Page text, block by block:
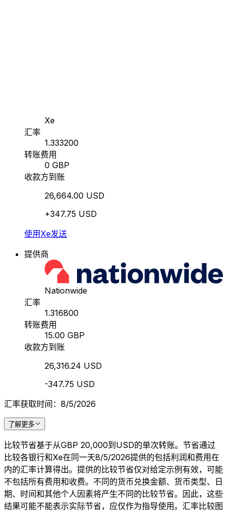
Xe
汇率
1.333200
转账费用
0 GBP
收款方到账
26,664.00 USD
+347.75 USD
使用Xe发送
提供商
Nationwide
汇率
1.316800
转账费用
15.00 GBP
收款方到账
26,316.24 USD
-347.75 USD
汇率获取时间：8/5/2026
了解更多
比较节省基于从GBP 20,000到USD的单次转账。节省通过
比较各银行和Xe在同一天8/5/2026提供的包括利润和费用在
内的汇率计算得出。提供的比较节省仅对给定示例有效，可能
不包括所有费用和收费。不同的货币兑换金额、货币类型、日
期、时间和其他个人因素将产生不同的比较节省。因此，这些
结果可能不能表示实际节省，应仅作为指导使用。汇率比较图